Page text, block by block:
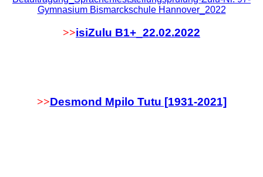
Gymnasium Bismarckschule Hannover_2022
>>isiZulu B1+_22.02.2022
>>Desmond Mpilo Tutu [1931-2021]